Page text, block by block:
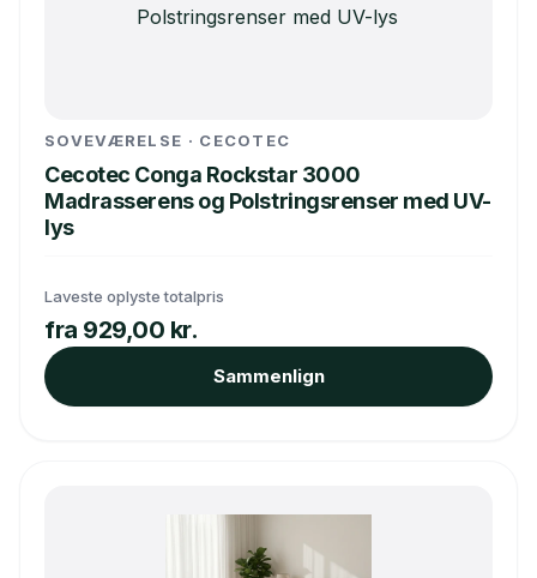
SOVEVÆRELSE · CECOTEC
Cecotec Conga Rockstar 3000
Madrasserens og Polstringsrenser med UV-
lys
Laveste oplyste totalpris
fra 929,00 kr.
Sammenlign